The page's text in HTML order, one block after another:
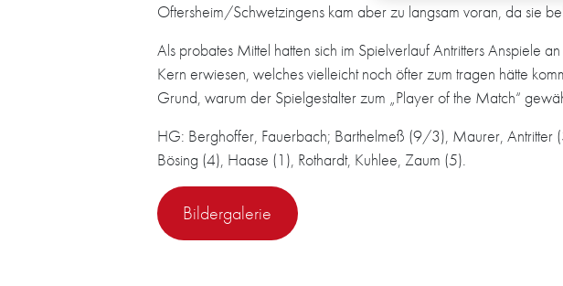
Oftersheim/Schwetzingens kam aber zu langsam voran, da sie
Als probates Mittel hatten sich im Spielverlauf Antritters Anspiele
Kern erwiesen, welches vielleicht noch öfter zum tragen hätte
Grund, warum der Spielgestalter zum „Player of the Match“
HG: Berghoffer, Fauerbach; Barthelmeß (9/3), Maurer, Antritter
Bösing (4), Haase (1), Rothardt, Kuhlee, Zaum (5).
Bildergalerie